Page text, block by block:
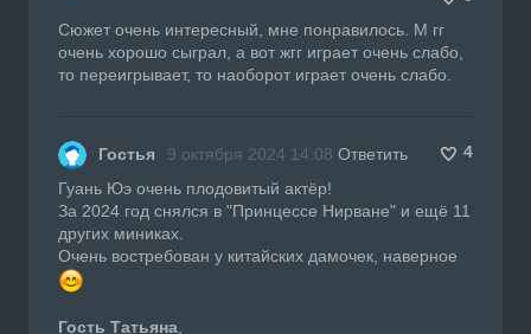
Сюжет очень интересный, мне понравилось. М гг
очень хорошо сыграл, а вот жгг играет очень слабо,
то переигрывает, то наоборот играет очень слабо.
Гостья 9 октября 2024 14:08 Ответить
4
Гуань Юэ очень плодовитый актёр!
За 2024 год снялся в "Принцессе Нирване" и ещё 11
других миниках.
Очень востребован у китайских дамочек, наверное
Гость Татьяна